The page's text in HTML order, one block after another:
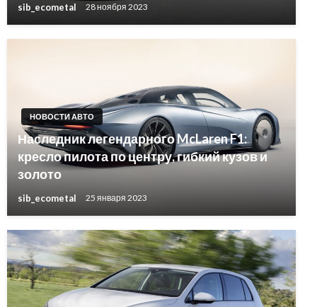
sib_ecometal 28 ноября 2023
НОВОСТИ АВТО
Наследник легендарного McLaren F1:
кресло пилота по центру, гибкий кузов и
золото
sib_ecometal 25 января 2023